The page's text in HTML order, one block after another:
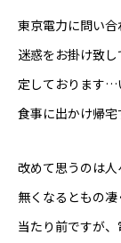
東京電力に問い
迷惑をお掛け致
定しております…
食事に出かけ帰宅
改めて思うのは
無くなるともの凄
当たり前ですが